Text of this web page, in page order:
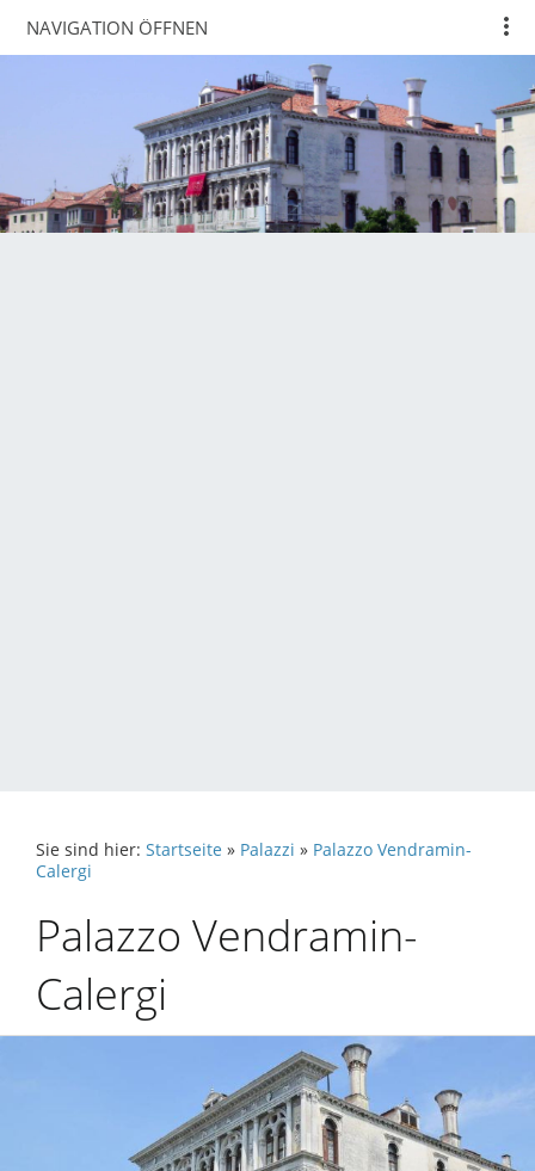
NAVIGATION ÖFFNEN
Sie sind hier: Startseite » Palazzi » Palazzo Vendramin-
Calergi
Palazzo Vendramin-
Calergi